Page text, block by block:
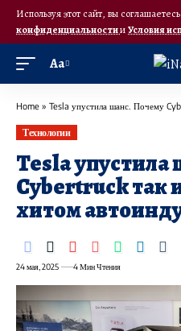
Используя этот сайт, вы
конфиденциальностииУсловия
Аа
Home » Tesla упустила шанс. Почему
Технологии
Tesla
Cybertruck так
хитом
24 мая, 2025 4 Мин Чтения